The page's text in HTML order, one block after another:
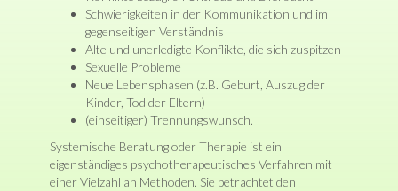
Schwierigkeiten in der Kommunikation und im
gegenseitigen Verständnis
Alte und unerledigte Konflikte, die sich zuspitzen
Sexuelle Probleme
Neue Lebensphasen (z.B. Geburt, Auszug der
Kinder, Tod der Eltern)
(einseitiger) Trennungswunsch.
Systemische Beratung oder Therapie ist ein
eigenständiges psychotherapeutisches Verfahren mit
einer Vielzahl an Methoden. Sie betrachtet den